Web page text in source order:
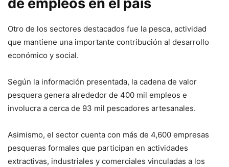
de empleos en el país
Otro de los sectores destacados fue la pesca, actividad
que mantiene una importante contribución al desarrollo
económico y social.
Según la información presentada, la cadena de valor
pesquera genera alrededor de 400 mil empleos e
involucra a cerca de 93 mil pescadores artesanales.
Asimismo, el sector cuenta con más de 4,600 empresas
pesqueras formales que participan en actividades
extractivas, industriales y comerciales vinculadas a los